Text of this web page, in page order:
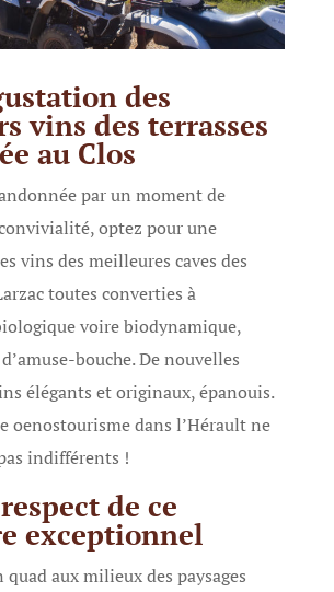
des
vins des terrasses
au Clos
par un moment de
optez pour une
vins des meilleures caves des
toutes converties à
voire biodynamique,
bouche. De nouvelles
élégants et originaux, épanouis.
oenostourisme dans l’Hérault ne
indifférents !
de ce
exceptionnel
aux milieux des paysages